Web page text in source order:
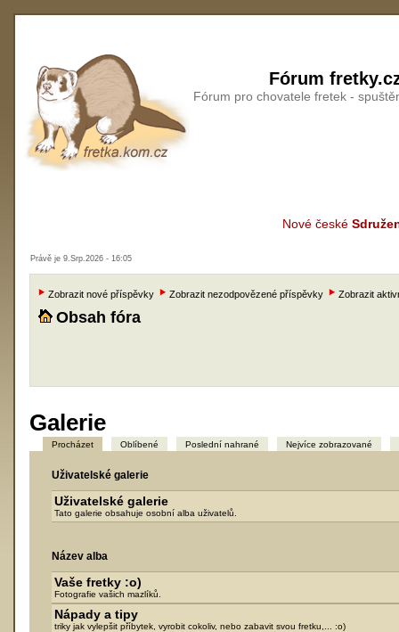
Fórum
Fórum pro chovatele fretek -
Nové české
Právě je 9.Srp.2026 - 16:05
Zobrazit nové příspěvky Zobrazit nezodpovězené příspěvky Zobrazit
Obsah fóra
Galerie
Procházet Oblíbené Poslední nahrané Nejvíce zobrazované
Uživatelské galerie
Uživatelské galerie
Tato galerie obsahuje osobní alba uživatelů.
Název alba
Vaše fretky :o)
Fotografie vašich mazlíků.
Nápady a tipy
triky jak vylepšit příbytek, vyrobit cokoliv, nebo zabavit svou fretku,... :o)